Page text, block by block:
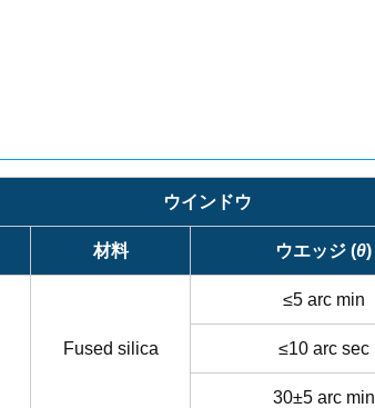
ウインドウ
材料 ウエッジ (θ)
Fused silica
≤5 arc min
≤10 arc sec
30±5 arc min